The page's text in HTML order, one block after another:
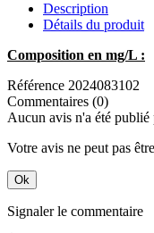
Description
Détails du produit
Composition en mg/L :
Référence 2024083102
Commentaires (0)
Aucun avis n'a été publié
Votre avis ne peut pas
Ok
Signaler le commentaire